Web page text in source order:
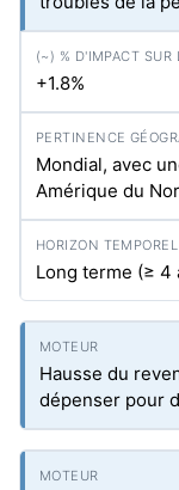
+1.8%
Mondial, avec
Amérique du
Long terme (≥ 4
Hausse du
dépenser pour